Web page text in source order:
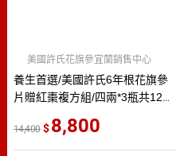
養生首選/美國許氏6年根花旗參
片贈紅棗複方組/四兩*3瓶共12
蔘/參片/快速出貨/免運費
美國許氏花旗參宜蘭銷售中心
14,400 8,800